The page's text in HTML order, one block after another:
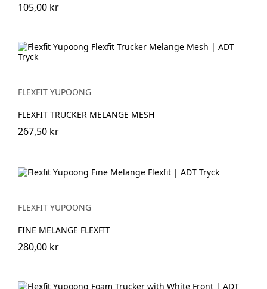
105,00 kr
FLEXFIT YUPOONG
FLEXFIT TRUCKER MELANGE MESH
267,50 kr
FLEXFIT YUPOONG
FINE MELANGE FLEXFIT
280,00 kr